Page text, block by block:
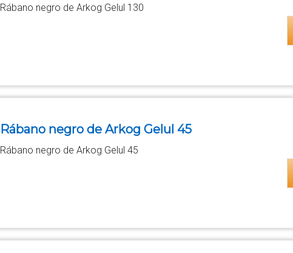
Rábano negro de Arkog Gelul 130
Rábano negro de Arkog Gelul 45
Rábano negro de Arkog Gelul 45